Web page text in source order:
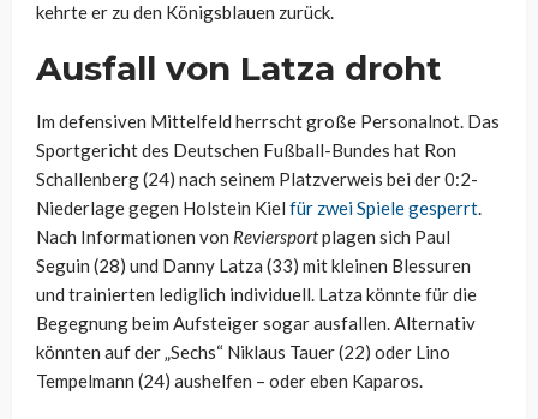
kehrte er zu den Königsblauen zurück.
Ausfall von Latza droht
Im defensiven Mittelfeld herrscht große Personalnot. Das
Sportgericht des Deutschen Fußball-Bundes hat Ron
Schallenberg (24) nach seinem Platzverweis bei der 0:2-
Niederlage gegen Holstein Kiel für zwei Spiele gesperrt.
Nach Informationen von Reviersportplagen sich Paul
Seguin (28) und Danny Latza (33) mit kleinen Blessuren
und trainierten lediglich individuell. Latza könnte für die
Begegnung beim Aufsteiger sogar ausfallen. Alternativ
könnten auf der „Sechs“ Niklaus Tauer (22) oder Lino
Tempelmann (24) aushelfen – oder eben Kaparos.